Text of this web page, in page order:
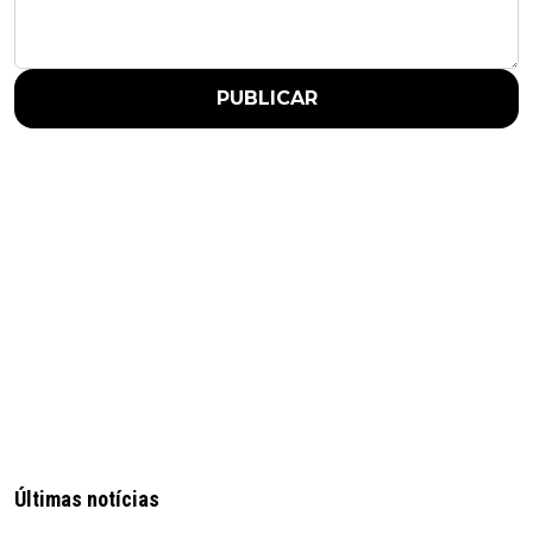
PUBLICAR
Últimas notícias